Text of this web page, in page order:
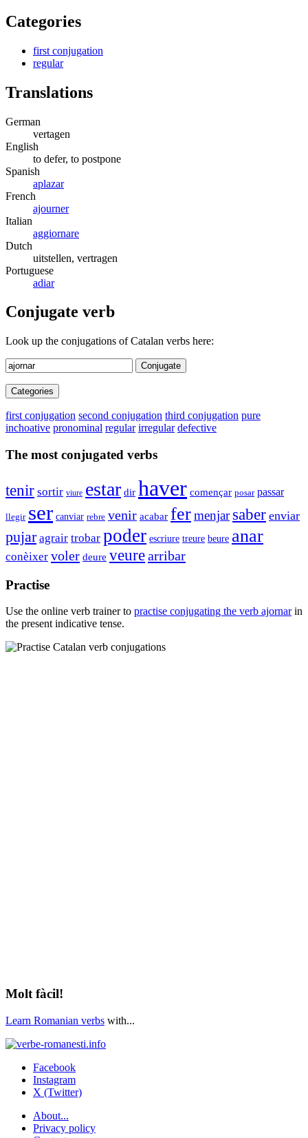
Categories
first conjugation
regular
Translations
German
vertagen
English
to defer, to postpone
Spanish
aplazar
French
ajourner
Italian
aggiornare
Dutch
uitstellen, vertragen
Portuguese
adiar
Conjugate verb
Look up the conjugations of Catalan verbs here:
Conjugate
Categories
first conjugation second conjugation third conjugation pure
inchoative pronominal regular irregular defective
The most conjugated verbs
tenir sortir viure estar dir haver començar posar passar
llegir ser canviar rebre venir acabar fermenjar saber enviar
pujar agrair trobar poder escriure treure beure anar
conèixer voler deure veurearribar
Practise
Use the online verb trainer to practise conjugating the verb ajornarin
the present indicative tense.
Molt fàcil!
Learn Romanian verbs with...
Facebook
Instagram
X (Twitter)
About...
Privacy policy